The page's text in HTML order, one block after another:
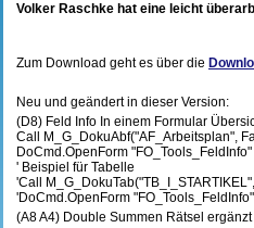
Volker Raschke hat eine leicht
Zum Download geht es über die
Neu und geändert in dieser Version:
(D8) Feld Info In einem Formular
Call M_G_DokuAbf("AF_Arbeitsplan",
DoCmd.OpenForm "FO_Tools_FeldInfo"
' Beispiel für Tabelle
'Call
'DoCmd.OpenForm "FO_Tools_FeldInfo"
(A8 A4) Double Summen Rätsel